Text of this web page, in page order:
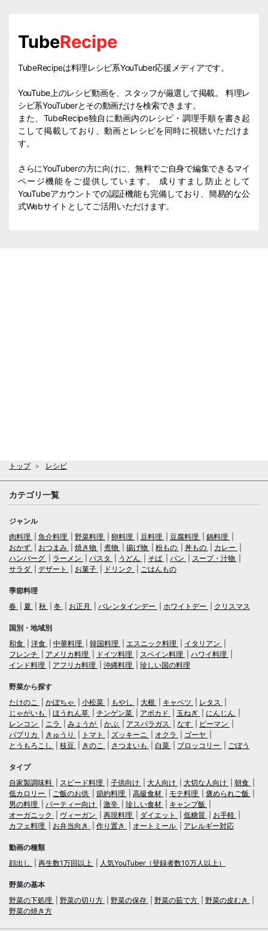
TubeRecipe
TubeRecipeは料理レシピ系YouTuber応援メディアです。
YouTube上のレシピ動画を、スタッフが厳選して掲載。 料理レ
シピ系YouTuberとその動画だけを検索できます。
また、TubeRecipe独自に動画内のレシピ・調理手順を書き起
こして掲載しており、動画とレシピを同時に視聴いただけま
す。
さらにYouTuberの方に向けに、無料でご自身で編集できるマイ
ページ機能をご提供しています。 成りすまし防止として
YouTubeアカウントでの認証機能も完備しており、簡易的な公
式Webサイトとしてご活用いただけます。
トップ レシピ
カテゴリ一覧
ジャンル
肉料理
魚介料理 野菜料理 卵料理 豆料理 豆腐料理
鍋料理
おかず
おつまみ 焼き物 煮物 揚げ物 粉もの 丼もの
カレー
ハンバーグ
ラーメン パスタ うどん そば パン
スープ・汁物
サラダ
デザート お菓子 ドリンク ごはんもの
季節料理
春
夏 秋 冬 お正月 バレンタインデー ホワイトデー クリスマス
国別・地域別
和食
洋食 中華料理 韓国料理 エスニック料理
イタリアン
フレンチ
アメリカ料理 ドイツ料理 スペイン料理
ハワイ料理
インド料理
アフリカ料理 沖縄料理 珍しい国の料理
野菜から探す
たけのこ
かぼちゃ 小松菜 もやし 大根 キャベツ
レタス
じゃがいも
ほうれん草 チンゲン菜 アボカド 玉ねぎ
にんじん
レンコン
ニラ みょうが かぶ アスパラガス なす
ピーマン
パプリカ
きゅうり トマト ズッキーニ オクラ
ゴーヤ
とうもろこし
枝豆 きのこ さつまいも 白菜 ブロッコリー ごぼう
タイプ
自家製調味料
スピード料理 子供向け 大人向け 大切な人向け
朝食
低カロリー
ご飯のお供 節約料理 高級食材 モテ料理
褒められご飯
男の料理
パーティー向け 激辛 珍しい食材
キャンプ飯
オーガニック
ヴィーガン 再現料理 ダイエット 低糖質
お手軽
カフェ料理
お弁当向き 作り置き オートミール アレルギー対応
動画の種類
顔出し
再生数1万回以上 人気YouTuber（登録者数10万人以上）
野菜の基本
野菜の下処理
野菜の切り方 野菜の保存 野菜の茹で方
野菜の皮むき
野菜の焼き方